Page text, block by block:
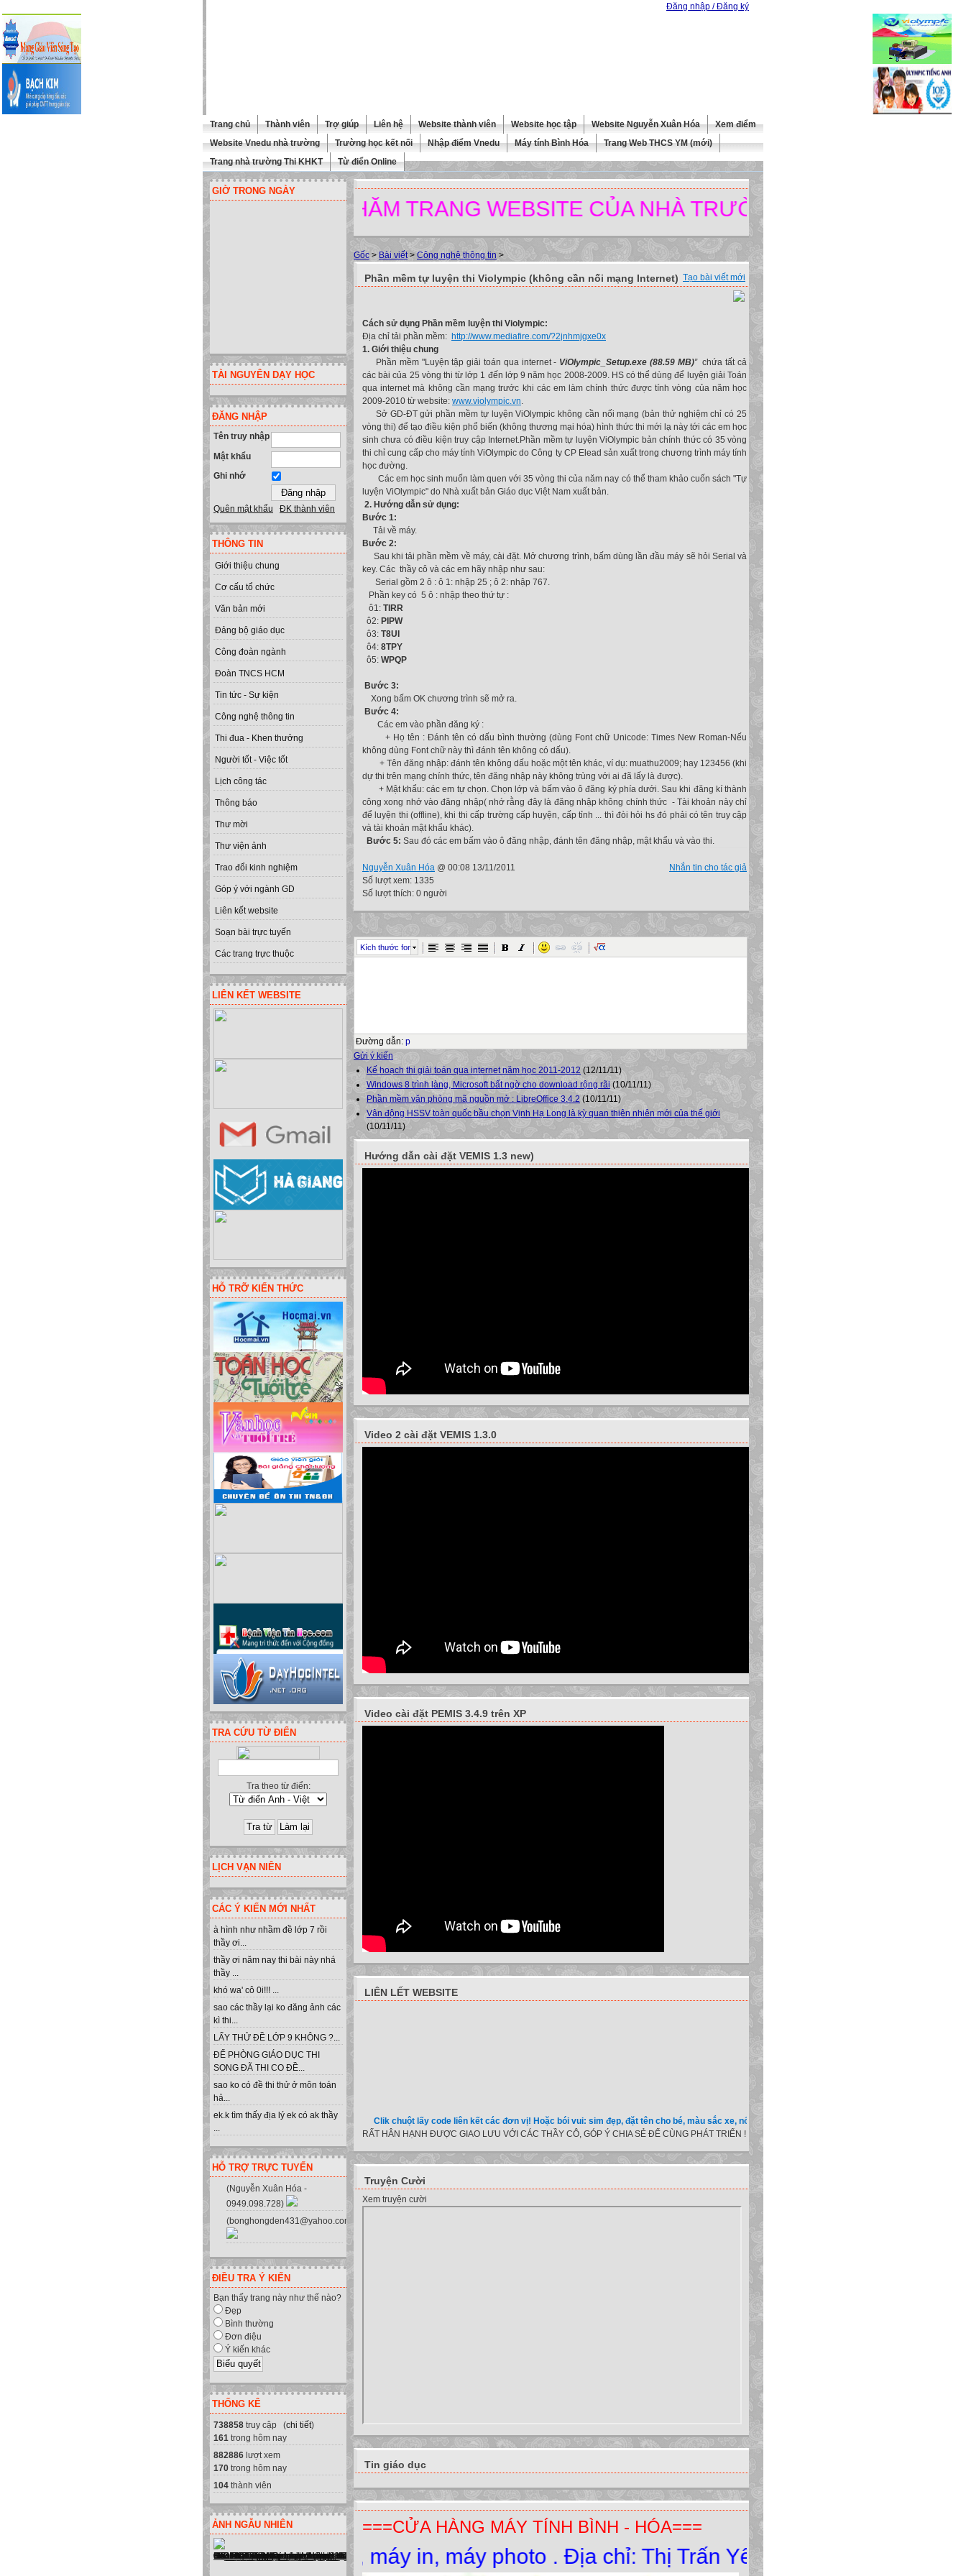
Đăng nhập / Đăng ký
Trang chủ Thành viên Trợ giúp Liên hệ Website thành viên Website học tập Website Nguyễn Xuân Hóa
Xem điểm
Website Vnedu nhà trường
Trường học kết nối Nhập điểm Vnedu Máy tính Bình Hóa
Trang Web THCS YM (mới)
Trang nhà trường Thi KHKT
Từ điển Online
GIỜ TRONG NGÀY
TÀI NGUYÊN DẠY HỌC
ĐĂNG NHẬP
Tên truy nhập
Mật khẩu
Ghi nhớ
Quên mật khẩu ĐK thành viên
THÔNG TIN
Giới thiệu chung
Cơ cấu tổ chức
Văn bản mới
Đảng bộ giáo dục
Công đoàn ngành
Đoàn TNCS HCM
Tin tức - Sự kiện
Công nghệ thông tin
Thi đua - Khen thưởng
Người tốt - Việc tốt
Lịch công tác
Thông báo
Thư mời
Thư viện ảnh
Trao đổi kinh nghiệm
Góp ý với ngành GD
Liên kết website
Soạn bài trực tuyến
Các trang trực thuộc
LIÊN KẾT WEBSITE
HỖ TRỠ KIẾN THỨC
TRA CỨU TỪ ĐIỂN
Tra theo từ điển:
LỊCH VẠN NIÊN
CÁC Ý KIẾN MỚI NHẤT
à hình như nhầm đề lớp 7 rồi
thầy ơi...
thầy ơi năm nay thi bài này nhá
thầy ...
khó wa' cô 0i!!! ...
sao các thầy lại ko đăng ảnh các
kì thi...
LẤY THỬ ĐỀ LỚP 9 KHÔNG ?...
ĐỂ PHÒNG GIÁO DỤC THI
SONG ĐÃ THI CO ĐỀ...
sao ko có đề thi thử ở môn toán
hả...
ek.k tìm thấy địa lý ek có ak thầy
...
HỖ TRỢ TRỰC TUYẾN
(Nguyễn Xuân Hóa -
0949.098.728)
(bonghongden431@yahoo.com.vn)
ĐIỀU TRA Ý KIẾN
Bạn thấy trang này như thế nào?
Đẹp
Bình thường
Đơn điệu
Ý kiến khác
THỐNG KÊ
738858 truy cập (chi tiết)
161 trong hôm nay
882886 lượt xem
170 trong hôm nay
104 thành viên
ẢNH NGẪU NHIÊN
MỪNG QUÍ THẦY CÔ GHÉ THĂM TRANG WEBSITE CỦA NHÀ TRƯỜNG.
Gốc > Bài viết> Công nghệ thông tin >
Tạo bài viết mới
Phần mềm tự luyện thi Violympic (không cần nối mạng Internet)
Cách sử dụng Phần mềm luyện thi Violympic:
Địa chỉ tải phần mềm: http://www.mediafire.com/?2jnhmjgxe0x
1. Giới thiệu chung
Phần mềm "Luyện tập giải toán qua internet - ViOlympic_Setup.exe (88.59 MB)” chứa tất cả
các bài của 25 vòng thi từ lớp 1 đến lớp 9 năm học 2008-2009. HS có thể dùng để luyện giải Toán
qua internet mà không cần mạng trước khi các em làm chính thức được tính vòng của năm học
2009-2010 từ website: www.violympic.vn.
Sở GD-ĐT gửi phần mềm tự luyện ViOlympic không cần nối mạng (bản thử nghiệm chỉ có 25
vòng thi) để tạo điều kiện phổ biến (không thương mại hóa) hình thức thi mới lạ này tới các em học
sinh chưa có điều kiện truy cập Internet.Phần mềm tự luyện ViOlympic bản chính thức có 35 vòng
thi chỉ cung cấp cho máy tính ViOlympic do Công ty CP Elead sản xuất trong chương trình máy tính
học đường.
Các em học sinh muốn làm quen với 35 vòng thi của năm nay có thể tham khảo cuốn sách "Tự
luyện ViOlympic" do Nhà xuất bản Giáo dục Việt Nam xuất bản.
2. Hướng dẫn sử dụng:
Bước 1:
Tải về máy.
Bước 2:
Sau khi tải phần mềm về máy, cài đặt. Mở chương trình, bấm dùng lần đầu máy sẽ hỏi Serial và
key. Các thầy cô và các em hãy nhập như sau:
Serial gồm 2 ô : ô 1: nhập 25 ; ô 2: nhập 767.
Phần key có 5 ô : nhập theo thứ tự :
ô1: TIRR
ô2: PIPW
ô3: T8UI
ô4: 8TPY
ô5: WPQP
Bước 3:
Xong bấm OK chương trình sẽ mở ra.
Bước 4:
Các em vào phần đăng ký :
+ Họ tên : Đánh tên có dấu bình thường (dùng Font chữ Unicode: Times New Roman-Nếu
không dùng Font chữ này thì đánh tên không có dấu).
+ Tên đăng nhập: đánh tên không dấu hoặc một tên khác, ví dụ: muathu2009; hay 123456 (khi
dự thi trên mạng chính thức, tên đăng nhập này không trùng với ai đã lấy là được).
+ Mật khẩu: các em tự chọn. Chọn lớp và bấm vào ô đăng ký phía dưới. Sau khi đăng kí thành
công xong nhớ vào đăng nhập( nhớ rằng đây là đăng nhập không chính thức - Tài khoản này chỉ
để luyện thi (offline), khi thi cấp trường cấp huyện, cấp tỉnh ... thì đòi hỏi hs đó phải có tên truy cập
và tài khoản mật khẩu khác).
Bước 5: Sau đó các em bấm vào ô đăng nhập, đánh tên đăng nhập, mật khẩu và vào thi.
Nhắn tin cho tác giả
Nguyễn Xuân Hóa @ 00:08 13/11/2011
Số lượt xem: 1335
Số lượt thích: 0 người
Kích thước font
Đường dẫn: p
Gửi ý kiến
Kế hoạch thi giải toán qua internet năm học 2011-2012 (12/11/11)
Windows 8 trình làng, Microsoft bất ngờ cho download rộng rãi (10/11/11)
Phần mềm văn phòng mã nguồn mở : LibreOffice 3.4.2 (10/11/11)
Vân động HSSV toàn quốc bầu chọn Vịnh Hạ Long là kỳ quan thiên nhiên mới của thế giới
(10/11/11)
Hướng dẫn cài đặt VEMIS 1.3 new)
Video 2 cài đặt VEMIS 1.3.0
Video cài đặt PEMIS 3.4.9 trên XP
LIÊN LẾT WEBSITE
Clik chuột lấy code liên kết các đơn vị! Hoặc bói vui: sim đẹp, đặt tên cho bé, màu sắc xe, nốt ruồi, xem tuổi.v.v.v )
RẤT HÂN HẠNH ĐƯỢC GIAO LƯU VỚI CÁC THẦY CÔ, GÓP Ý CHIA SẺ ĐỂ CÙNG PHÁT TRIỂN !
Truyện Cười
Xem truyện cười
Tin giáo dục
===CỬA HÀNG MÁY TÍNH BÌNH - HÓA===
cung cấp sửa chữa máy tính, máy in, máy photo . Địa chỉ: Thị Trấn Yên Minh - Yên Minh - Hà